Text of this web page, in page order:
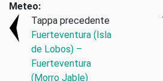
Meteo:
Tappa precedente
Fuerteventura (Isla
de Lobos) –
Fuerteventura
(Morro Jable)